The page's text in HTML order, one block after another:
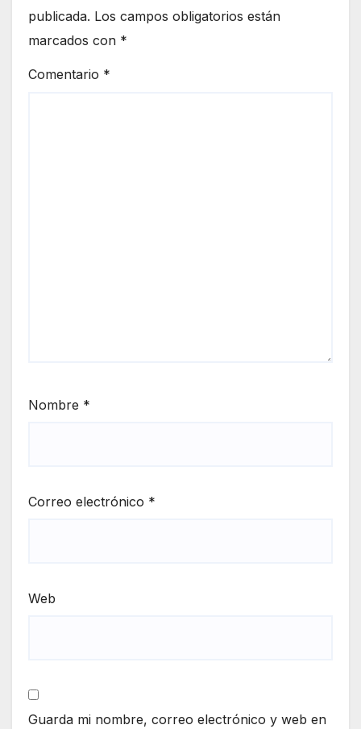
publicada. Los campos obligatorios están
marcados con *
Comentario *
Nombre *
Correo electrónico *
Web
Guarda mi nombre, correo electrónico y web en